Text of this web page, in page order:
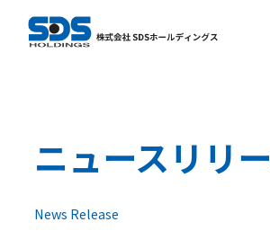
ニュースリリ
News Release